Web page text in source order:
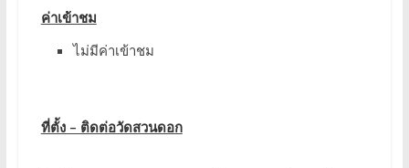
ค่าเข้าชม
ไม่มีค่าเข้าชม
ที่ตั้ง – ติดต่อวัดสวนดอก